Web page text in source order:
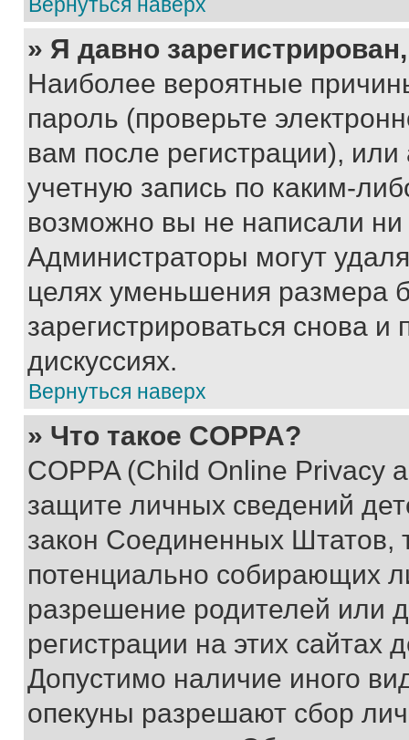
» Я давно
Наиболее вероятные
пароль (проверьте
вам после регистрации),
учетную запись по каким-
возможно вы не написали
Администраторы могут
целях уменьшения размера
зарегистрироваться снова и
дискуссиях.
Вернуться наверх
» Что такое COPPA?
COPPA (Child Online Privacy
защите личных сведений
закон Соединенных Штатов,
потенциально собирающих
разрешение родителей или
регистрации на этих сайтах
Допустимо наличие иного
опекуны разрешают сбор